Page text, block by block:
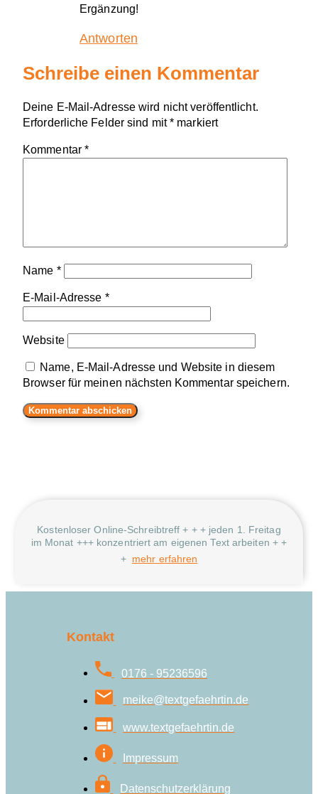
Ergänzung!
Antworten
Schreibe einen Kommentar
Deine E-Mail-Adresse wird nicht veröffentlicht.
Erforderliche Felder sind mit* markiert
Kommentar *
Name *
E-Mail-Adresse *
Website
Name, E-Mail-Adresse und Website in diesem
Browser für meinen nächsten Kommentar speichern.
Kostenloser Online-Schreibtreff + + + jeden 1. Freitag
im Monat +++ konzentriert am eigenen Text arbeiten + +
+ mehr erfahren
Kontakt
0176 - 95236596
meike@textgefaehrtin.de
www.textgefaehrtin.de
Impressum
Datenschutzerklärung